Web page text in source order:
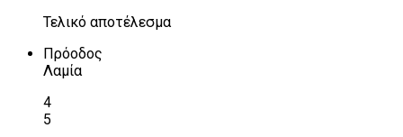
Τελικό αποτέλεσμα
Πρόοδος
Λαμία
4
5